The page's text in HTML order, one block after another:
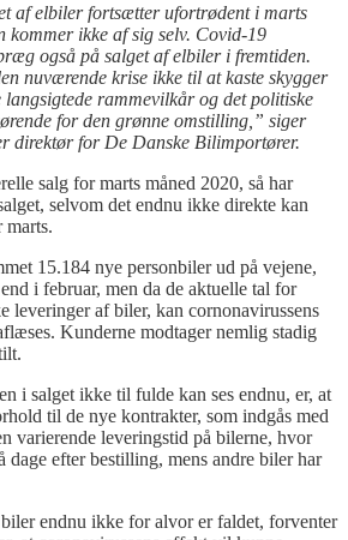
af elbiler fortsætter ufortrødent i marts
kommer ikke af sig selv. Covid-19
også på salget af elbiler i fremtiden.
nuværende krise ikke til at kaste skygger
langsigtede rammevilkår og det politiske
for den grønne omstilling,” siger
direktør for De Danske Bilimportører.
salg for marts måned 2020, så har
selvom det endnu ikke direkte kan
marts.
15.184 nye personbiler ud på vejene,
i februar, men da de aktuelle tal for
leveringer af biler, kan cornonavirussens
Kunderne modtager nemlig stadig
i salget ikke til fulde kan ses endnu, er, at
til de nye kontrakter, som indgås med
varierende leveringstid på bilerne, hvor
dage efter bestilling, mens andre biler har
endnu ikke for alvor er faldet, forventer